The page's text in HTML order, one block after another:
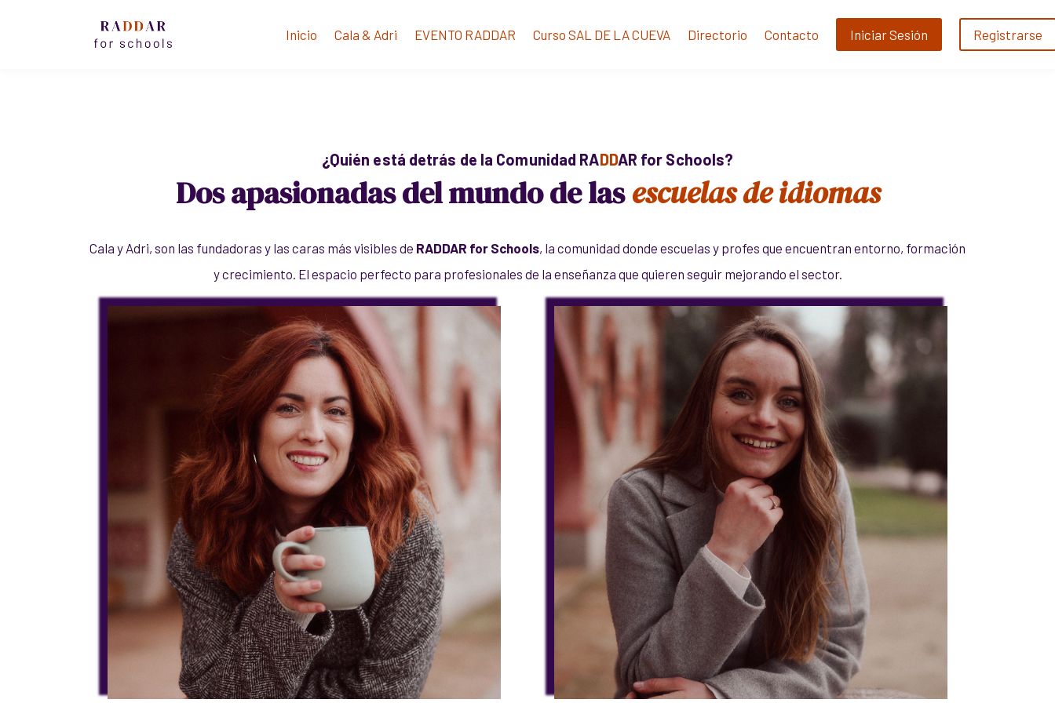
Inicio Cala & Adri EVENTO RADDAR Curso SAL DE LA CUEVA Directorio Contacto Iniciar Sesión Registrarse
¿Quién está detrás de la Comunidad RADDAR for Schools?
Dos apasionadas del mundo de lasescuelas de idiomas
Cala y Adri, son las fundadoras y las caras más visibles de RADDAR for Schools, la comunidad donde escuelas y profes que encuentran entorno, formación
y crecimiento. El espacio perfecto para profesionales de la enseñanza que quieren seguir mejorando el sector.